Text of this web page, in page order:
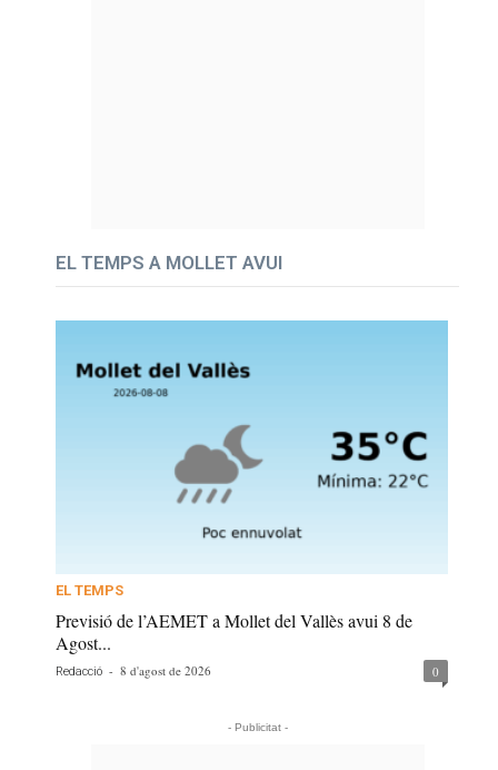
EL TEMPS A MOLLET AVUI
EL TEMPS
Previsió de l’AEMET a Mollet del Vallès avui 8 de
Agost...
Redacció - 8 d'agost de 2026 0
- Publicitat -